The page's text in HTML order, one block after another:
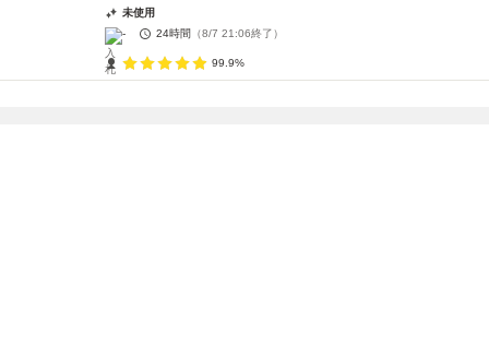
未使用
-
24時間 （8/7 21:06終了）
99.9%